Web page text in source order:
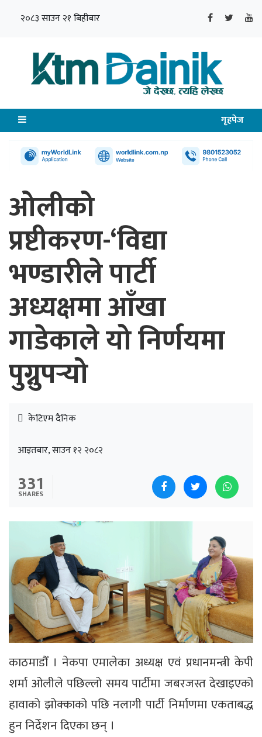
२०८३ साउन २१ बिहीबार
गृहपेज
ओलीको
प्रष्टीकरण-‘विद्या
भण्डारीले पार्टी
अध्यक्षमा आँखा
गाडेकाले यो निर्णयमा
पुग्नुपर्‍यो
केटिएम दैनिक
आइतबार, साउन १२ २०८२
331
SHARES
काठमाडौँ । नेकपा एमालेका अध्यक्ष एवं प्रधानमन्त्री केपी
शर्मा ओलीले पछिल्लो समय पार्टीमा जबरजस्त देखाइएको
हावाको झोक्काको पछि नलागी पार्टी निर्माणमा एकताबद्ध
हुन निर्देशन दिएका छन् ।